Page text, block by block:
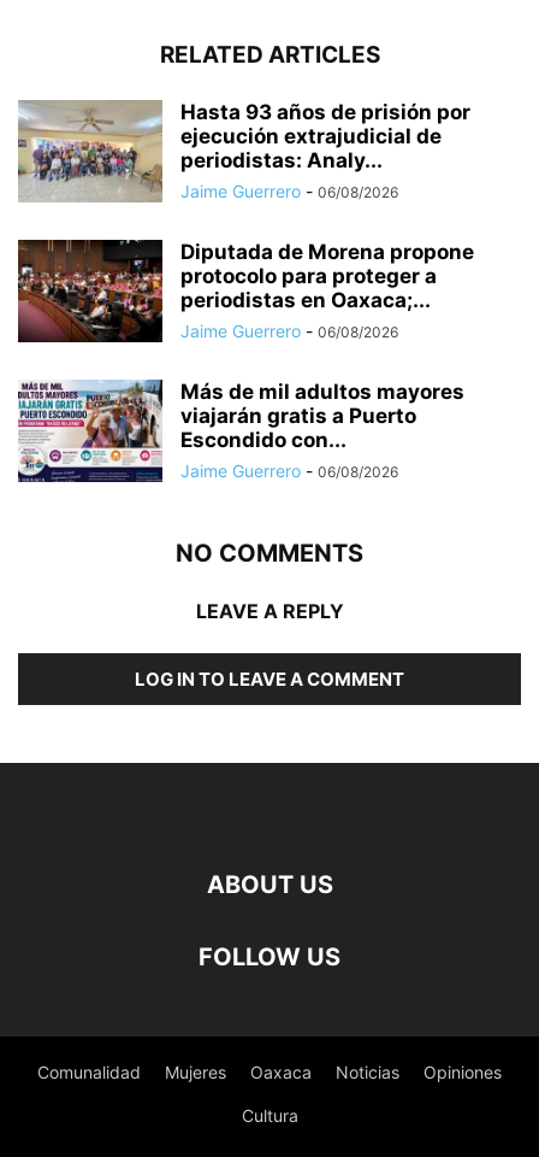
RELATED ARTICLES
Hasta 93 años de prisión por
ejecución extrajudicial de
periodistas: Analy...
Jaime Guerrero - 06/08/2026
Diputada de Morena propone
protocolo para proteger a
periodistas en Oaxaca;...
Jaime Guerrero - 06/08/2026
Más de mil adultos mayores
viajarán gratis a Puerto
Escondido con...
Jaime Guerrero - 06/08/2026
NO COMMENTS
LEAVE A REPLY
LOG IN TO LEAVE A COMMENT
ABOUT US
FOLLOW US
Comunalidad Mujeres Oaxaca Noticias Opiniones
Cultura